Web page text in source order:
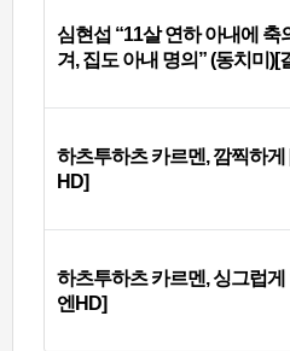
심현섭 “11살 연하 아내에 축
겨, 집도 아내 명의” (동치미)[
하츠투하츠 카르멘, 깜찍하게
HD]
하츠투하츠 카르멘, 싱그럽게
엔HD]